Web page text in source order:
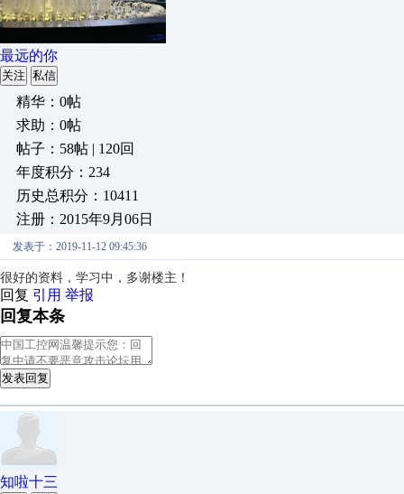
最远的你
关注 私信
精华：0帖
求助：0帖
帖子：58帖 | 120回
年度积分：234
历史总积分：10411
注册：2015年9月06日
发表于：2019-11-12 09:45:36
很好的资料，学习中，多谢楼主！
回复 引用 举报
回复本条
发表回复
知啦十三